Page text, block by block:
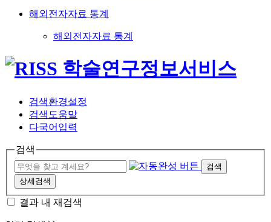
해외전자자료 통계
해외전자자료 통계
검색환경설정
검색도움말
다국어입력
검색
검색
상세검색
결과 내 재검색